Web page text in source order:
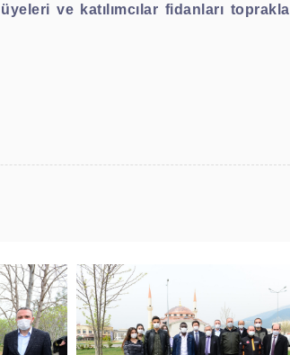
ve katılımcılar fidanları toprakla